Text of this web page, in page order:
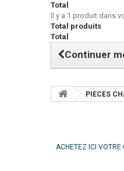
Total
Il y a 1 produit dans
Total produits
Total
Continuer
PIECES
ACHETEZ ICI VOTRE